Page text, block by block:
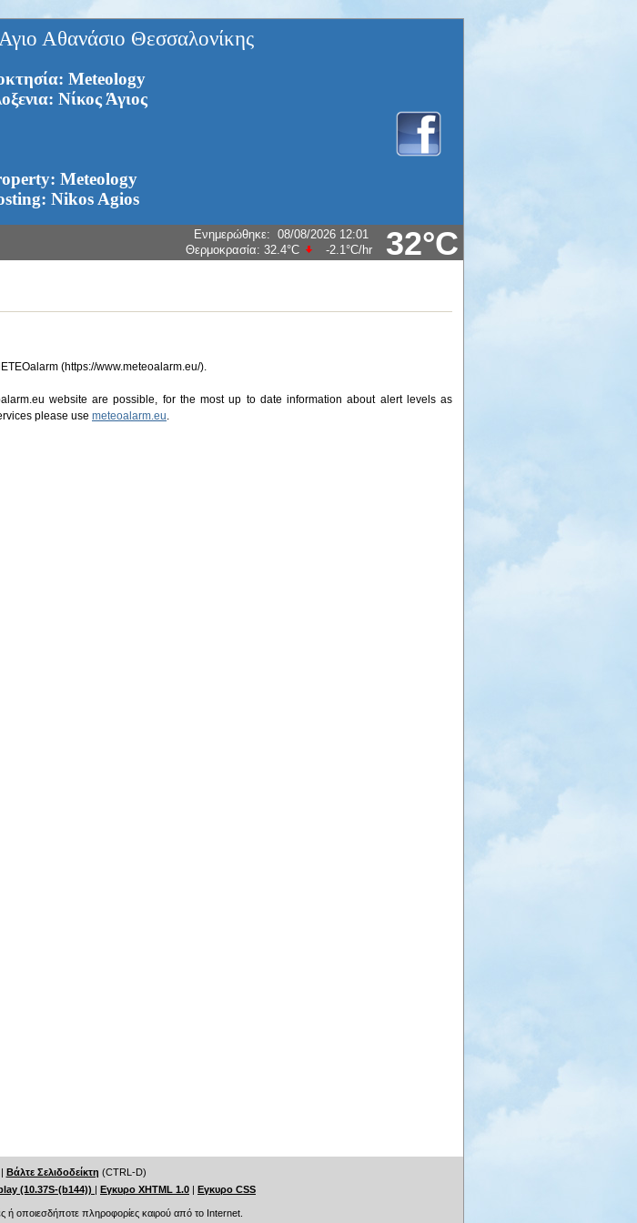
Αθανάσιο Θεσσαλονίκης
Meteology
Νίκος Άγιος
Meteology
Nikos Agios
32°C
Ενημερώθηκε: 08/08/2026 12:01
Θερμοκρασία: 32.4°C -2.1°C/hr
(https://www.meteoalarm.eu/).
website are possible, for the most up to date information about alert levels as
please use meteoalarm.eu.
| Βάλτε Σελιδοδείκτη (CTRL-D)
(10.37S-(b144)) | Εγκυρο XHTML 1.0 | Εγκυρο CSS
ή οποιεσδήποτε πληροφορίες καιρού από το Internet.